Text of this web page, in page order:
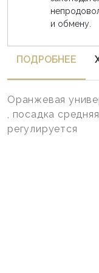
и обмену.
ПОДРОБНЕЕ
Оранжевая
, посадка
регулируется